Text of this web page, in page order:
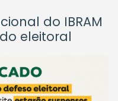
do IBRAM
eleitoral